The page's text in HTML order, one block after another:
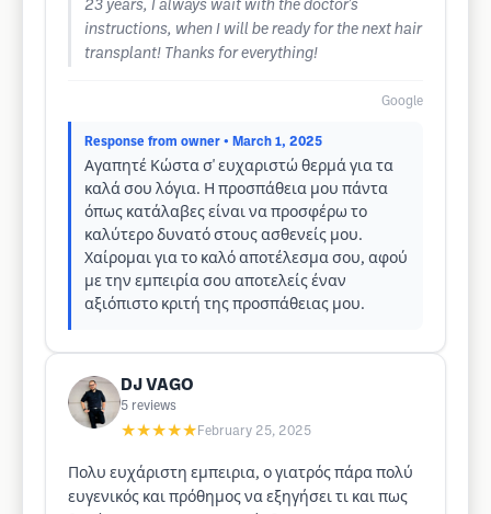
23 years, I always wait with the doctor's
instructions, when I will be ready for the next hair
transplant! Thanks for everything!
Google
Response from owner • March 1, 2025
Αγαπητέ Κώστα σ' ευχαριστώ θερμά για τα
καλά σου λόγια. Η προσπάθεια μου πάντα
όπως κατάλαβες είναι να προσφέρω το
καλύτερο δυνατό στους ασθενείς μου.
Χαίρομαι για το καλό αποτέλεσμα σου, αφού
με την εμπειρία σου αποτελείς έναν
αξιόπιστο κριτή της προσπάθειας μου.
DJ VAGO
5 reviews
★★★★★ February 25, 2025
Πολυ ευχάριστη εμπειρια, ο γιατρός πάρα πολύ
ευγενικός και πρόθημος να εξηγήσει τι και πως